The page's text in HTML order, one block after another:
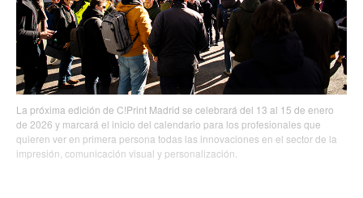
La próxima edición de C!Print Madrid se celebrará del 13 al 15 de enero
de 2026 y marcará el inicio del calendario para los profesionales que
quieren ver en primera persona todas las innovaciones en el sector de la
impresión, comunicación visual y personalización.